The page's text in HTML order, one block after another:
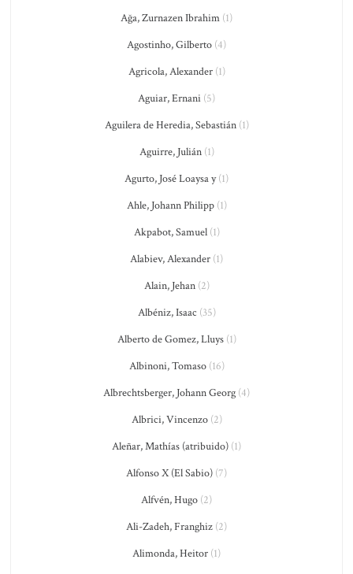
Ağa, Zurnazen Ibrahim (1)
Agostinho, Gilberto (4)
Agricola, Alexander(1)
Aguiar, Ernani (5)
Aguilera de Heredia, Sebastián(1)
Aguirre, Julián(1)
Agurto, José Loaysa y(1)
Ahle, Johann Philipp(1)
Akpabot, Samuel(1)
Alabiev, Alexander (1)
Alain, Jehan(2)
Albéniz, Isaac (35)
Alberto de Gomez, Lluys(1)
Albinoni, Tomaso(16)
Albrechtsberger, Johann Georg (4)
Albrici, Vincenzo(2)
Aleñar, Mathías (atribuido) (1)
Alfonso X (El Sabio) (7)
Alfvén, Hugo (2)
Ali-Zadeh, Franghiz (2)
Alimonda, Heitor (1)